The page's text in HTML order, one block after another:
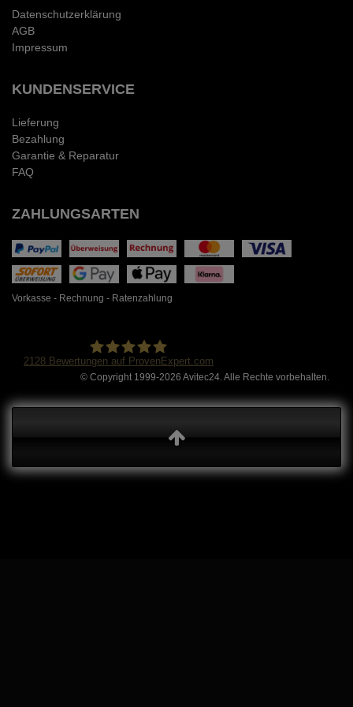
Datenschutzerklärung
AGB
Impressum
KUNDENSERVICE
Lieferung
Bezahlung
Garantie & Reparatur
FAQ
ZAHLUNGSARTEN
Vorkasse - Rechnung - Ratenzahlung
2128 Bewertungen auf ProvenExpert.com
© Copyright 1999-2026 Avitec24. Alle Rechte vorbehalten.